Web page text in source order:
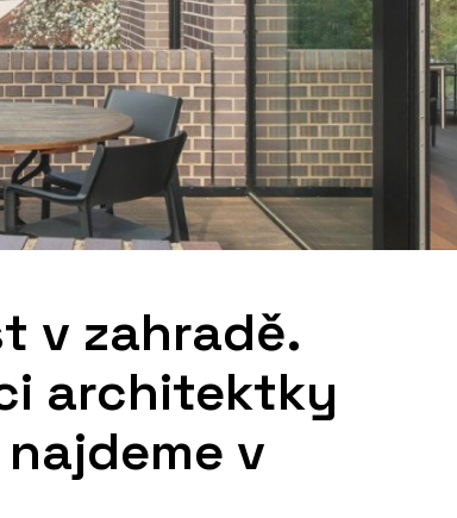
v zahradě.
architektky
v